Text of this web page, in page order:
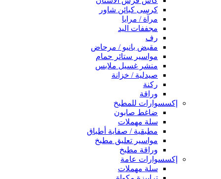
كرسى كبائن شاور
مرآة / مرايا
مجففات اليد
رف
مقبض بانيو / مرحاض
مواسير ستائر حمام
منشر غسيل ملابس
صيدلية / خزانة
ركنة
وراقة
إكسسوارات للمطبخ
ضاغط صابون
سلة مهملات
مطبقية / صفاية أطباق
مواسير تعليق مطبخ
وراقة مطبخ
إكسسوارات عامة
سلة مهملات